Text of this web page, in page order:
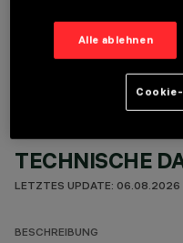
OPTIONALE
TECHNISCHE
LETZTES UPDATE: 06.08.2026
BESCHREIBUNG
Alle ablehnen